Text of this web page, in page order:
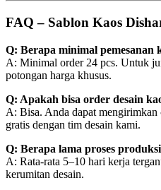
FAQ – Sablon Kaos
Q: Berapa minimal pemesanan
A: Minimal order 24 pcs. Untuk
potongan harga khusus.
Q: Apakah bisa order desain
A: Bisa. Anda dapat mengirimkan
gratis dengan tim desain kami.
Q: Berapa lama proses
A: Rata-rata 5–10 hari kerja
kerumitan desain.